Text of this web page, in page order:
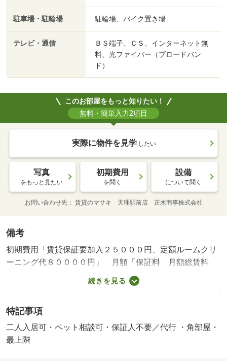
駐車場・駐輪場 駐輪場、バイク置き場
テレビ・通信
ＢＳ端子、ＣＳ、インターネット無
料、光ファイバー（ブロードバン
ド）
このお部屋をもっと知りたい！
無料・簡単入力2項目
実際に物件を見学 したい
写真
をもっと見たい
初期費用
を聞く
設備
について聞く
お問い合わせ先 賃貸のマサキ 天理駅前店 正木商事株式会社
備考
初期費用「賃貸保証要加入２５０００円、定額ルームクリ
ーニング代８００００円」 月額「保証料 月額総賃料
２．５％、ｒｕｕｍサポート費用１９８０円（税込）」
２年毎に更新事務手数料２２０００円。 浄水器利用時別
考】学生歓迎・専用バス・専用トイレ・浴室１．６×２．
０Ｍ以上/防虫施工費 16500円/鍵セット費 33000円
続きを見る
特記事項
二人入居可・ペット相談可・保証人不要／代行 ・角部屋・
最上階